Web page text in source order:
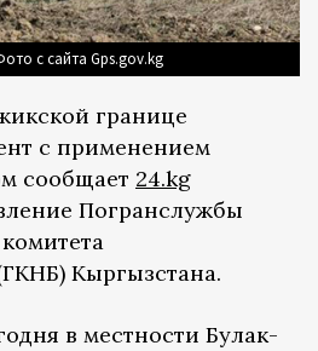
с сайта Gps.gov.kg
границе
с применением
сообщает 24.kg
Погранслужбы
Кыргызстана.
в местности Булак-